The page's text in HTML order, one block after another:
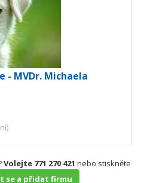
- MVDr. Michaela
Volejte 771 270 421 nebo stiskněte
se a přidat firmu